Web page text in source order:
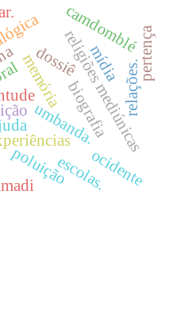
dossiê
memóriareligiões mediúnicas
umbanda.
camdomblé
poluição
relações.
pertença
biografia
mídia
escolas.ocidente